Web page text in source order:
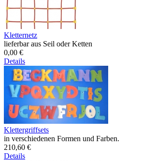
Kletternetz
lieferbar aus Seil oder Ketten
0,00 €
Details
Klettergriffsets
in verschiedenen Formen und Farben.
210,60 €
Details